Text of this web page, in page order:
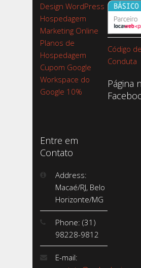
Design WordPress
Hospedagem
Marketing Online
Planos de
Hospedagem
Cupom Google
Workspace do
Google 10%
Código
Conduta
Página
Entre em
Contato
Address:
Macaé/RJ, Belo
Horizonte/MG
Phone: (31)
98228-9812
E-mail: